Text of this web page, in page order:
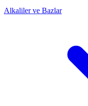
Alkaliler ve Bazlar